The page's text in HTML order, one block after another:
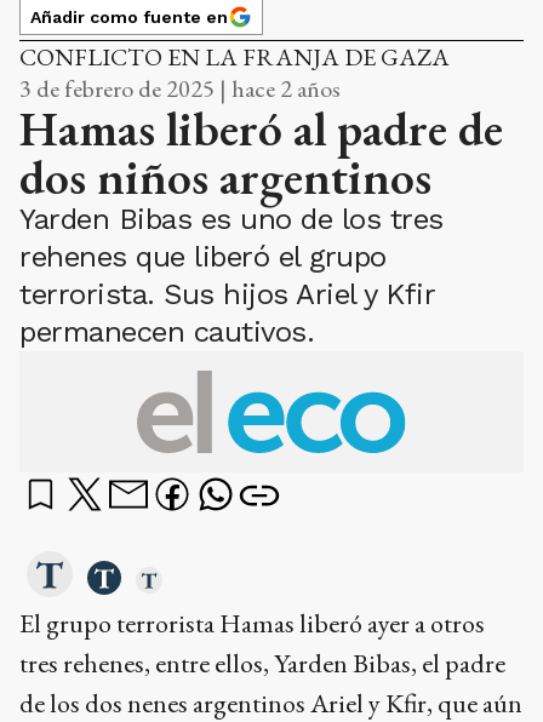
Añadir como fuente en
CONFLICTO EN LA FRANJA DE GAZA
3 de febrero de 2025 | hace 2 años
Hamas liberó al padre de
dos niños argentinos
Yarden Bibas es uno de los tres
rehenes que liberó el grupo
terrorista. Sus hijos Ariel y Kfir
permanecen cautivos.
El grupo terrorista Hamas liberó ayer a otros
tres rehenes, entre ellos, Yarden Bibas, el padre
de los dos nenes argentinos Ariel y Kfir, que aún